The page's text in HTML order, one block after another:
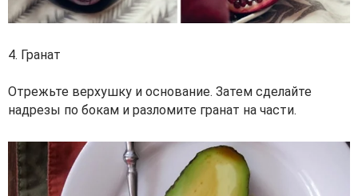
4. Гранат
Отрежьте верхушку и основание. Затем сделайте
надрезы по бокам и разломите гранат на части.